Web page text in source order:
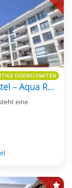
EIGENSCHAFTEN
Möblierte 1+1-Wohnung In Kestel – Aqua Residence B2
eine